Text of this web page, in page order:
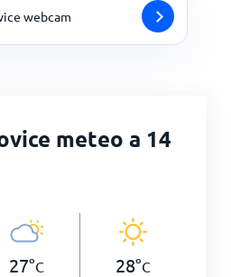
webcam
meteo a 14
27°C 28°C